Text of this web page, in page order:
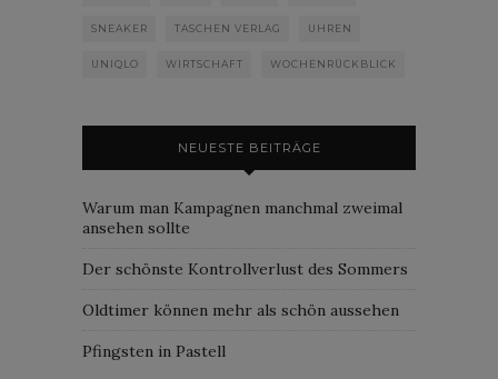
SNEAKER TASCHEN VERLAG UHREN
UNIQLO WIRTSCHAFT WOCHENRÜCKBLICK
NEUESTE BEITRÄGE
Warum man Kampagnen manchmal zweimal
ansehen sollte
Der schönste Kontrollverlust des Sommers
Oldtimer können mehr als schön aussehen
Pfingsten in Pastell